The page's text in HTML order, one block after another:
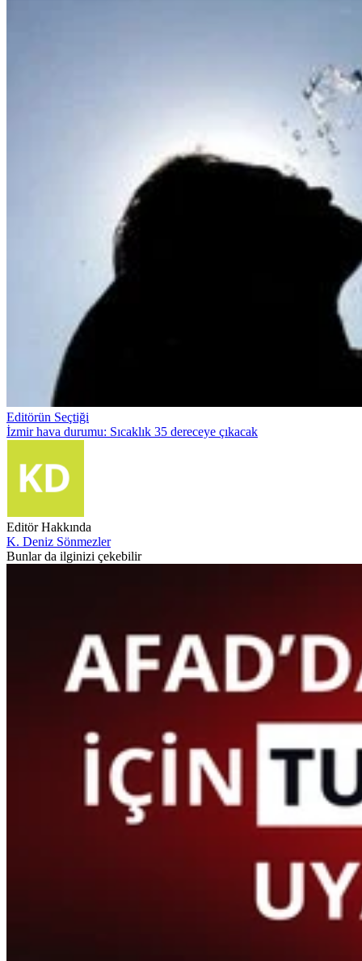
Editörün Seçtiği
İzmir hava durumu: Sıcaklık 35 dereceye çıkacak
Editör Hakkında
K. Deniz Sönmezler
Bunlar da ilginizi çekebilir